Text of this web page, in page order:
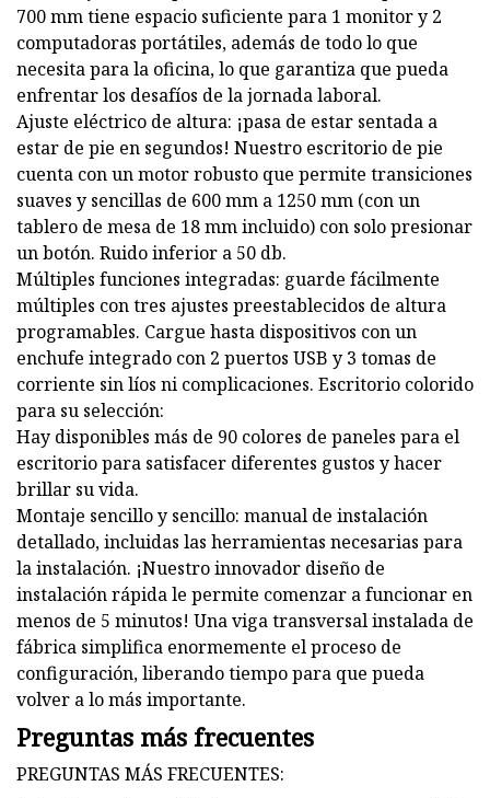
700 mm tiene espacio suficiente para 1 monitor y 2
computadoras portátiles, además de todo lo que
necesita para la oficina, lo que garantiza que pueda
enfrentar los desafíos de la jornada laboral.
Ajuste eléctrico de altura: ¡pasa de estar sentada a
estar de pie en segundos! Nuestro escritorio de pie
cuenta con un motor robusto que permite transiciones
suaves y sencillas de 600 mm a 1250 mm (con un
tablero de mesa de 18 mm incluido) con solo presionar
un botón. Ruido inferior a 50 db.
Múltiples funciones integradas: guarde fácilmente
múltiples con tres ajustes preestablecidos de altura
programables. Cargue hasta dispositivos con un
enchufe integrado con 2 puertos USB y 3 tomas de
corriente sin líos ni complicaciones. Escritorio colorido
para su selección:
Hay disponibles más de 90 colores de paneles para el
escritorio para satisfacer diferentes gustos y hacer
brillar su vida.
Montaje sencillo y sencillo: manual de instalación
detallado, incluidas las herramientas necesarias para
la instalación. ¡Nuestro innovador diseño de
instalación rápida le permite comenzar a funcionar en
menos de 5 minutos! Una viga transversal instalada de
fábrica simplifica enormemente el proceso de
configuración, liberando tiempo para que pueda
volver a lo más importante.
Preguntas más frecuentes
PREGUNTAS MÁS FRECUENTES: